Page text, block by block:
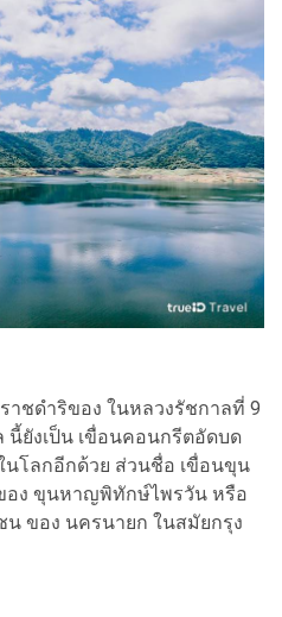
ชดำริของ ในหลวงรัชกาลที่ 9
ยังเป็น เขื่อนคอนกรีตอัดบด
นโลกอีกด้วย ส่วนชื่อ เขื่อนขุน
อง ขุนหาญพิทักษ์ไพรวัน หรือ
น ของ นครนายก ในสมัยกรุง